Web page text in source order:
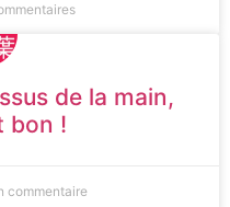
de la main,
bon !
commentaire